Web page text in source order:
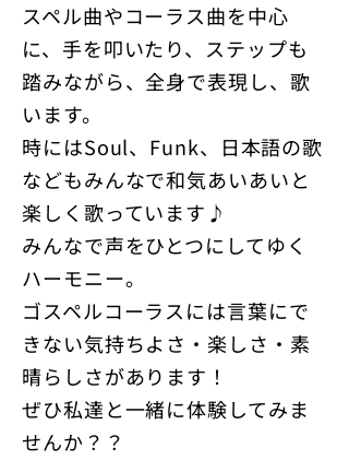
スペル曲やコーラス曲を中心
に、手を叩いたり、ステップも
踏みながら、全身で表現し、歌
います。
時にはSoul、Funk、日本語の歌
などもみんなで和気あいあいと
楽しく歌っています♪
みんなで声をひとつにしてゆく
ハーモニー。
ゴスペルコーラスには言葉にで
きない気持ちよさ・楽しさ・素
晴らしさがあります！
ぜひ私達と一緒に体験してみま
せんか？？